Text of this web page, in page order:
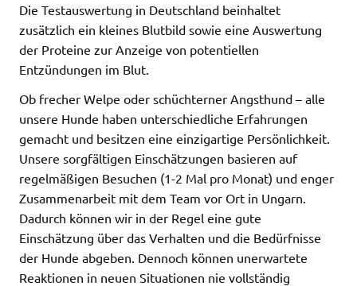
Die Testauswertung in Deutschland beinhaltet
zusätzlich ein kleines Blutbild sowie eine Auswertung
der Proteine zur Anzeige von potentiellen
Entzündungen im Blut.
Ob frecher Welpe oder schüchterner Angsthund – alle
unsere Hunde haben unterschiedliche Erfahrungen
gemacht und besitzen eine einzigartige Persönlichkeit.
Unsere sorgfältigen Einschätzungen basieren auf
regelmäßigen Besuchen (1-2 Mal pro Monat) und enger
Zusammenarbeit mit dem Team vor Ort in Ungarn.
Dadurch können wir in der Regel eine gute
Einschätzung über das Verhalten und die Bedürfnisse
der Hunde abgeben. Dennoch können unerwartete
Reaktionen in neuen Situationen nie vollständig